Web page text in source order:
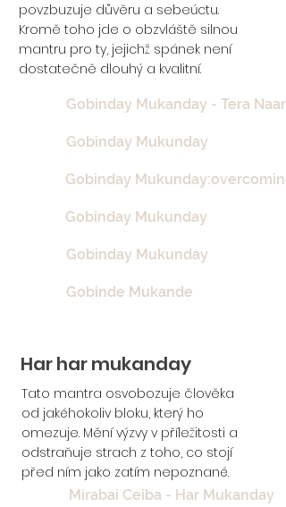
povzbuzuje důvěru a sebeúctu.
Kromě toho jde o obzvláště silnou
mantru pro ty, jejichž spánek není
dostatečně dlouhý a kvalitní.
Gobinday Mukanday - Tera Naam
Gobinday Mukunday
Gobinday
Gobinday Mukunday
Gobinday Mukunday
Gobinde Mukande
Har har mukanday
Tato mantra osvobozuje člověka
od jakéhokoliv bloku, který ho
omezuje. Mění výzvy v příležitosti a
odstraňuje strach z toho, co stojí
před ním jako zatím nepoznané.
Mirabai Ceiba - Har Mukanday